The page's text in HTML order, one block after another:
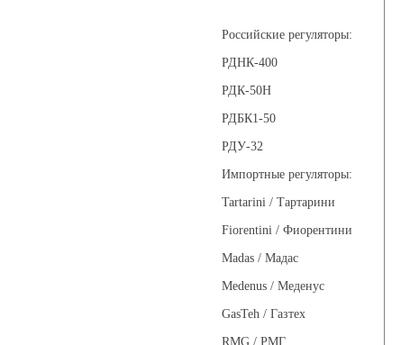
Российские регуляторы:
РДНК-400
РДК-50Н
РДБК1-50
РДУ-32
Импортные регуляторы:
Tartarini / Тартарини
Fiorentini / Фиорентини
Madas / Мадас
Medenus / Меденус
GasTeh / Газтех
RMG / РМГ